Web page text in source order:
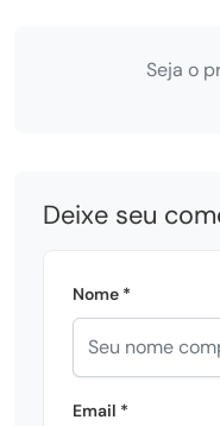
Seja o
Deixe seu
Nome *
Email *